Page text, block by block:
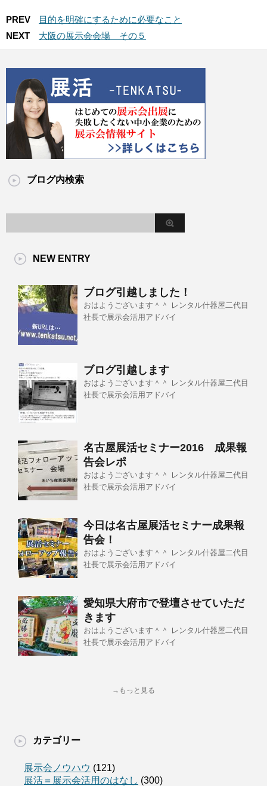
PREV
目的を明確にするために必要なこと
NEXT
大阪の展示会会場 その５
ブログ内検索
NEW ENTRY
ブログ引越しました！
おはようございます＾＾ レンタル什器屋二代目
社長で展示会活用アドバイ
ブログ引越します
おはようございます＾＾ レンタル什器屋二代目
社長で展示会活用アドバイ
名古屋展活セミナー2016 成果報
告会レポ
おはようございます＾＾ レンタル什器屋二代目
社長で展示会活用アドバイ
今日は名古屋展活セミナー成果報
告会！
おはようございます＾＾ レンタル什器屋二代目
社長で展示会活用アドバイ
愛知県大府市で登壇させていただ
きます
おはようございます＾＾ レンタル什器屋二代目
社長で展示会活用アドバイ
→もっと見る
カテゴリー
展示会ノウハウ (121)
展活＝展示会活用のはなし (300)